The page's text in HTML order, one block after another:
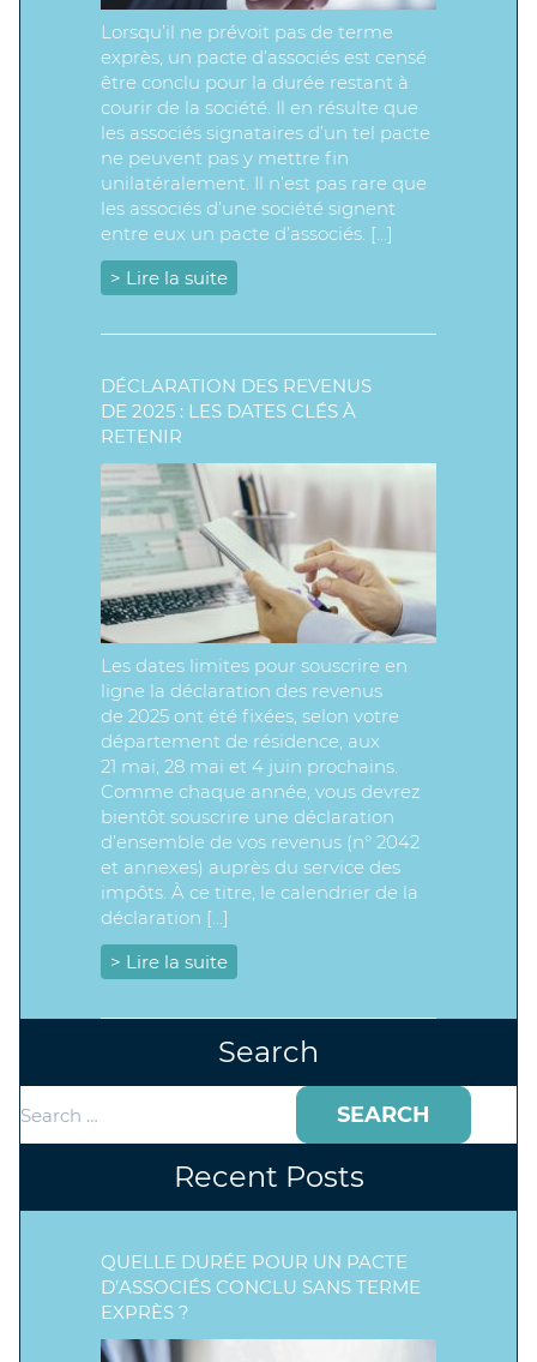
Lorsqu’il ne prévoit pas de terme
exprès, un pacte d’associés est censé
être conclu pour la durée restant à
courir de la société. Il en résulte que
les associés signataires d’un tel pacte
ne peuvent pas y mettre fin
unilatéralement. Il n’est pas rare que
les associés d’une société signent
entre eux un pacte d’associés. […]
> Lire la suite
DÉCLARATION DES REVENUS
DE 2025 : LES DATES CLÉS À
RETENIR
Les dates limites pour souscrire en
ligne la déclaration des revenus
de 2025 ont été fixées, selon votre
département de résidence, aux
21 mai, 28 mai et 4 juin prochains.
Comme chaque année, vous devrez
bientôt souscrire une déclaration
d’ensemble de vos revenus (n° 2042
et annexes) auprès du service des
impôts. À ce titre, le calendrier de la
déclaration […]
> Lire la suite
Search
for:
Recent Posts
QUELLE DURÉE POUR UN PACTE
D’ASSOCIÉS CONCLU SANS TERME
EXPRÈS ?